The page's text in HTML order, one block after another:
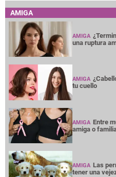
AMIGA
AMIGA
una ruptura
AMIGA
tu cuello
AMIGA Entre
amiga o
AMIGA Las
tener una